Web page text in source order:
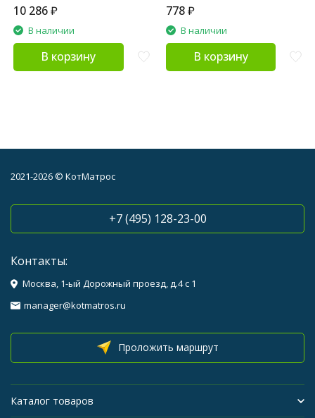
для взрослых собак с
10 286₽
В наличии
В корзину
778 ₽
В наличии
В корзину
2021-2026 © КотМатрос
+7 (495) 128-23-00
Контакты:
Москва, 1-ый Дорожный проезд, д.4 с 1
manager@kotmatros.ru
Проложить маршрут
Каталог товаров